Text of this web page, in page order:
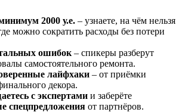
2000 у.е. – узнаете, на чём нельзя
можно сократить расходы без потери
ошибок – спикеры разберут
самостоятельного ремонта.
лайфхаки – от приёмки
декора.
с экспертами и заберёте
спецпредложения от партнёров.